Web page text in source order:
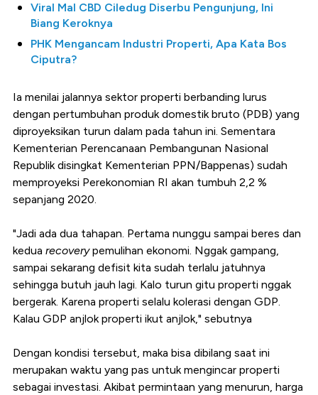
Viral Mal CBD Ciledug Diserbu Pengunjung, Ini
Biang Keroknya
PHK Mengancam Industri Properti, Apa Kata Bos
Ciputra?
Ia menilai jalannya sektor properti berbanding lurus
dengan pertumbuhan produk domestik bruto (PDB) yang
diproyeksikan turun dalam pada tahun ini. Sementara
Kementerian Perencanaan Pembangunan Nasional
Republik disingkat Kementerian PPN/Bappenas) sudah
memproyeksi Perekonomian RI akan tumbuh 2,2 %
sepanjang 2020.
"Jadi ada dua tahapan. Pertama nunggu sampai beres dan
kedua recoverypemulihan ekonomi. Nggak gampang,
sampai sekarang defisit kita sudah terlalu jatuhnya
sehingga butuh jauh lagi. Kalo turun gitu properti nggak
bergerak. Karena properti selalu kolerasi dengan GDP.
Kalau GDP anjlok properti ikut anjlok," sebutnya
Dengan kondisi tersebut, maka bisa dibilang saat ini
merupakan waktu yang pas untuk mengincar properti
sebagai investasi. Akibat permintaan yang menurun, harga